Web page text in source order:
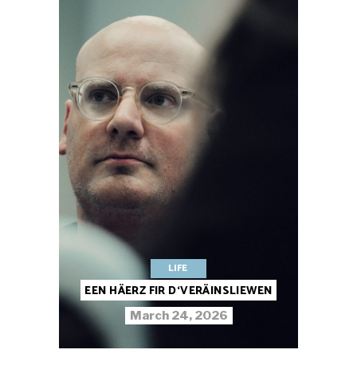
LIFE
EEN HÄERZ FIR D‘VERÄINSLIEWEN
March 24, 2026